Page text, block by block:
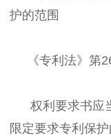
护的范围
《专利法》第
权利要求书应
限定要求专利保护